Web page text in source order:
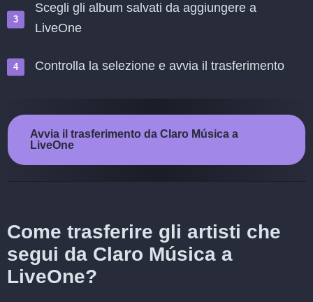
Scegli gli album salvati da aggiungere a
LiveOne
Controlla la selezione e avvia il trasferimento
Avvia il trasferimento da Claro Música a
LiveOne
Come trasferire gli artisti che
segui da Claro Música a
LiveOne?